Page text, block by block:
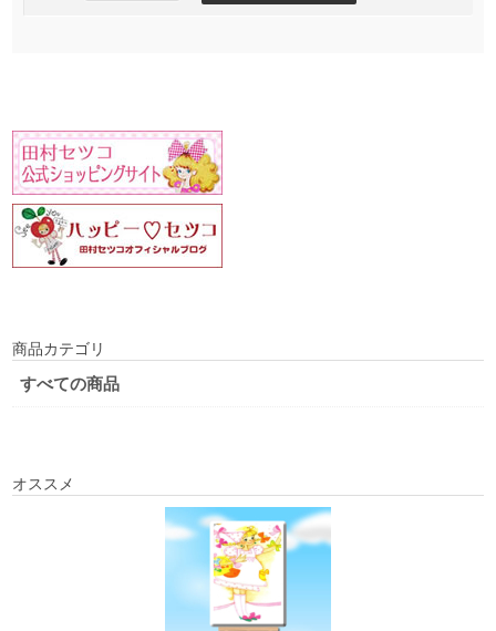
商品カテゴリ
すべての商品
オススメ